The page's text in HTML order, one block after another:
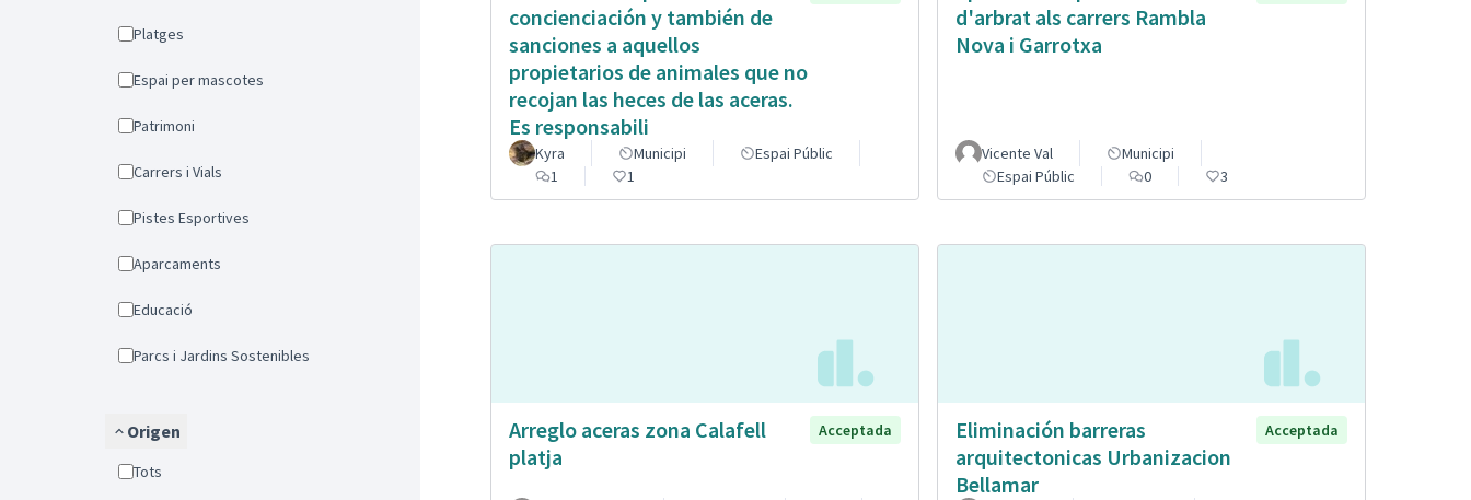
Platges
Espai per mascotes
Patrimoni
Carrers i Vials
Pistes Esportives
Aparcaments
Educació
Parcs i Jardins Sostenibles
Origen
Tots
concienciación y también de
sanciones a aquellos
propietarios de animales que no
recojan las heces de las aceras.
Es responsabili
Kyra Municipi
Espai Públic
1
1
d'arbrat als carrers Rambla
Nova i Garrotxa
Vicente Val
Municipi
Espai Públic
0 3
Arreglo aceras zona Calafell
platja
Acceptada
Eliminación barreras
arquitectonicas Urbanizacion
Bellamar
Acceptada